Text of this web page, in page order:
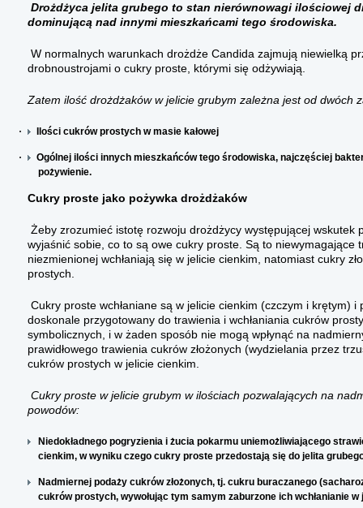
Drożdżyca jelita grubego to stan nierównowagi ilościowej
dominującą nad innymi mieszkańcami tego środowiska.
W normalnych warunkach drożdże Candida zajmują niewielką
drobnoustrojami o cukry proste, którymi się odżywiają.
Zatem ilość drożdżaków w jelicie grubym zależna jest od dwóch
· Ilości cukrów prostych w masie kałowej
·
Ogólnej ilości innych mieszkańców tego środowiska, najczęściej
pożywienie.
Cukry proste jako pożywka drożdżaków
Żeby zrozumieć istotę rozwoju drożdżycy występującej
wyjaśnić sobie, co to są owe cukry proste. Są to niewymagające
niezmienionej wchłaniają się w jelicie cienkim, natomiast cukry
prostych.
Cukry proste wchłaniane są w jelicie cienkim (czczym i krętym)
doskonale przygotowany do trawienia i wchłaniania cukrów
symbolicznych, i w żaden sposób nie mogą wpłynąć na
prawidłowego trawienia cukrów złożonych (wydzielania przez
cukrów prostych w jelicie cienkim.
Cukry proste w jelicie grubym w ilościach pozwalających na
powodów:
Niedokładnego pogryzienia i żucia pokarmu uniemożliwiającego
cienkim, w wyniku czego cukry proste przedostają się do jelita
Nadmiernej podaży cukrów złożonych, tj. cukru buraczanego
cukrów prostych, wywołując tym samym zaburzone ich wchłanianie